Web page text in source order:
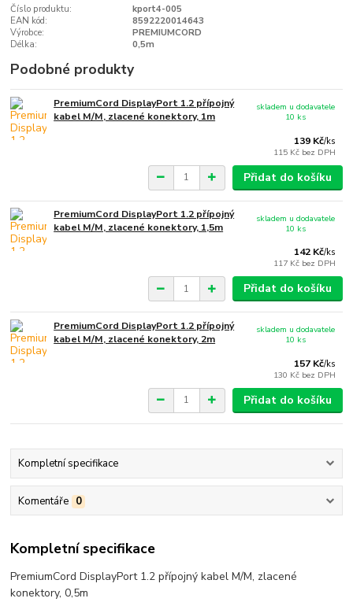
Číslo produktu:
kport4-005
EAN kód:
8592220014643
Výrobce:
PREMIUMCORD
Délka:
0,5m
Podobné produkty
PremiumCord DisplayPort 1.2 přípojný
kabel M/M, zlacené konektory, 1m
139 Kč/ks
115 Kč bez DPH
skladem u dodavatele
10 ks
Přidat do košíku
PremiumCord DisplayPort 1.2 přípojný
kabel M/M, zlacené konektory, 1,5m
142 Kč/ks
117 Kč bez DPH
skladem u dodavatele
10 ks
Přidat do košíku
PremiumCord DisplayPort 1.2 přípojný
kabel M/M, zlacené konektory, 2m
157 Kč/ks
130 Kč bez DPH
skladem u dodavatele
10 ks
Přidat do košíku
Kompletní specifikace
Komentáře 0
Kompletní specifikace
PremiumCord DisplayPort 1.2 přípojný kabel M/M, zlacené
konektory, 0,5m